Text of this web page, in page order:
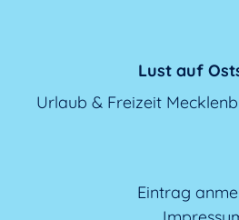
Lust auf
Urlaub & Freizeit
Eintrag